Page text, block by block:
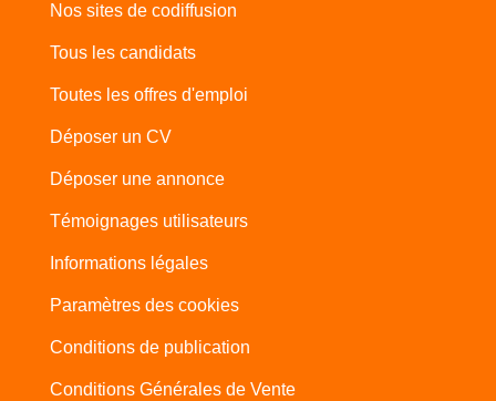
Nos sites de codiffusion
Tous les candidats
Toutes les offres d'emploi
Déposer un CV
Déposer une annonce
Témoignages utilisateurs
Informations légales
Paramètres des cookies
Conditions de publication
Conditions Générales de Vente